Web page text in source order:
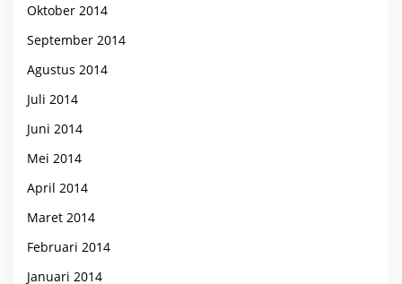
Oktober 2014
September 2014
Agustus 2014
Juli 2014
Juni 2014
Mei 2014
April 2014
Maret 2014
Februari 2014
Januari 2014